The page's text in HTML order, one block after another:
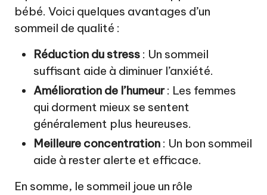
bébé. Voici quelques avantages d’un
sommeil de qualité :
Réduction du stress : Un sommeil
suffisant aide à diminuer l’anxiété.
Amélioration de l’humeur: Les femmes
qui dorment mieux se sentent
généralement plus heureuses.
Meilleure concentration : Un bon sommeil
aide à rester alerte et efficace.
En somme, le sommeil joue un rôle